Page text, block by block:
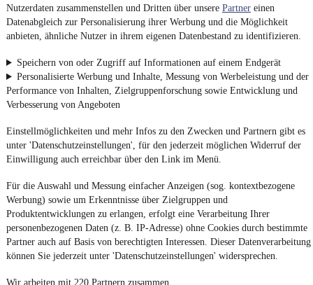
Nutzerdaten zusammenstellen und Dritten über unsere Partner einen
Datenabgleich zur Personalisierung ihrer Werbung und die Möglichkeit
anbieten, ähnliche Nutzer in ihrem eigenen Datenbestand zu identifizieren.
Speichern von oder Zugriff auf Informationen auf einem Endgerät
Personalisierte Werbung und Inhalte, Messung von Werbeleistung und der
Performance von Inhalten, Zielgruppenforschung sowie Entwicklung und
Verbesserung von Angeboten
Einstellmöglichkeiten und mehr Infos zu den Zwecken und Partnern gibt es
unter 'Datenschutzeinstellungen', für den jederzeit möglichen Widerruf der
Einwilligung auch erreichbar über den Link im Menü.
Für die Auswahl und Messung einfacher Anzeigen (sog. kontextbezogene
Werbung) sowie um Erkenntnisse über Zielgruppen und
Produktentwicklungen zu erlangen, erfolgt eine Verarbeitung Ihrer
personenbezogenen Daten (z. B. IP-Adresse) ohne Cookies durch bestimmte
Partner auch auf Basis von berechtigten Interessen. Dieser Datenverarbeitung
können Sie jederzeit unter 'Datenschutzeinstellungen' widersprechen.
Wir arbeiten mit 220 Partnern zusammen.